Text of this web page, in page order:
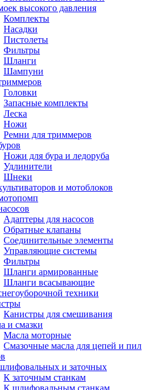
высокого давления
Комплекты
Насадки
Пистолеты
Фильтры
Шланги
Шампуни
Головки
Запасные комплекты
Леска
Ножи
Ремни для триммеров
Ножи для бура и ледоруба
Удлинители
Шнеки
и мотоблоков
Адаптеры для насосов
Обратные клапаны
Соединительные элементы
Управляющие системы
Фильтры
Шланги армированные
Шланги всасывающие
техники
Канистры для смешивания
и смазки
Масла моторные
Смазочные масла для цепей и пил
и заточных
К заточным станкам
К шлифовальным станкам